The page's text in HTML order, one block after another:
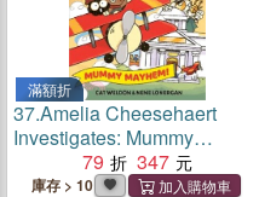
滿額折
37.Amelia Cheesehaert
Investigates: Mummy
Mayhem79 347
庫存 > 10